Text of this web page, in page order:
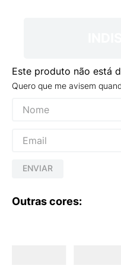
Este produto não está
Quero que me avisem
ENVIAR
Outras cores: